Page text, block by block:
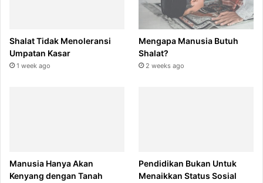
Shalat Tidak Menoleransi
Umpatan Kasar
1 week ago
Mengapa Manusia Butuh
Shalat?
2 weeks ago
Manusia Hanya Akan
Kenyang dengan Tanah
Pendidikan Bukan Untuk
Menaikkan Status Sosial